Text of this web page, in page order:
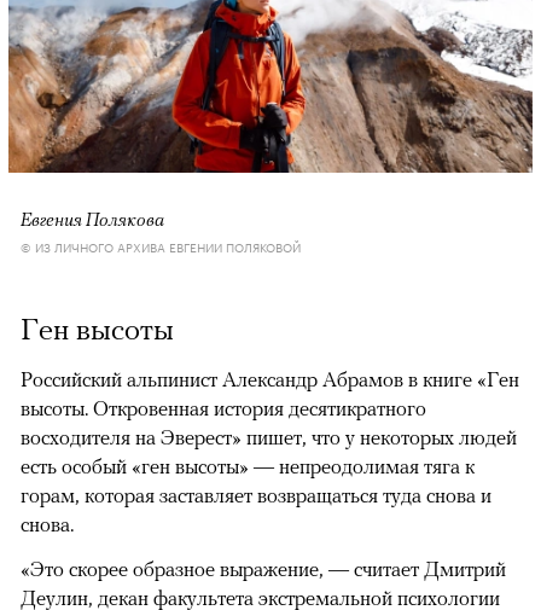
Евгения Полякова
© ИЗ ЛИЧНОГО АРХИВА ЕВГЕНИИ ПОЛЯКОВОЙ
Ген высоты
Российский альпинист Александр Абрамов в книге «Ген
высоты. Откровенная история десятикратного
восходителя на Эверест» пишет, что у некоторых людей
есть особый «ген высоты» — непреодолимая тяга к
горам, которая заставляет возвращаться туда снова и
снова.
«Это скорее образное выражение, — считает Дмитрий
Деулин, декан факультета экстремальной психологии